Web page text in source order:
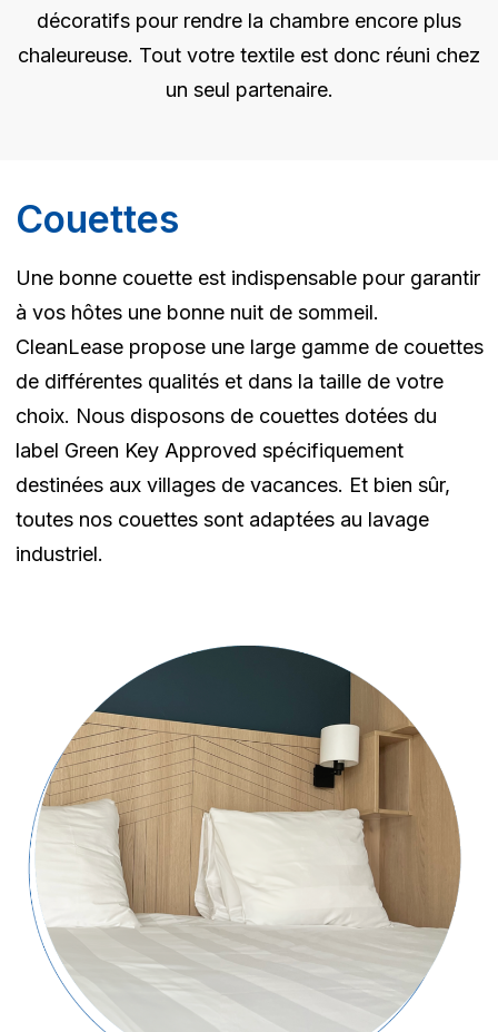
décoratifs pour rendre la chambre encore plus
chaleureuse. Tout votre textile est donc réuni chez
un seul partenaire.
Couettes
Une bonne couette est indispensable pour garantir
à vos hôtes une bonne nuit de sommeil.
CleanLease propose une large gamme de couettes
de différentes qualités et dans la taille de votre
choix. Nous disposons de couettes dotées du
label Green Key Approved spécifiquement
destinées aux villages de vacances. Et bien sûr,
toutes nos couettes sont adaptées au lavage
industriel.